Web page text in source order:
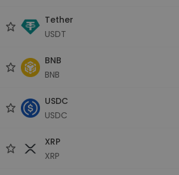
Tether
USDT
BNB
BNB
USDC
USDC
XRP
XRP